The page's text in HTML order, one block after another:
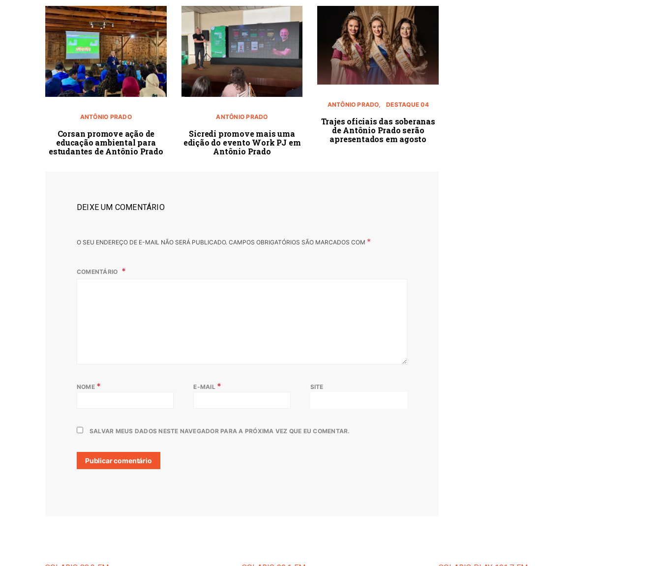
ANTÔNIO PRADO
Corsan promove ação de
educação ambiental para
estudantes de Antônio Prado
ANTÔNIO PRADO
Sicredi promove mais uma
edição do evento Work PJ em
Antônio Prado
ANTÔNIO PRADO DESTAQUE 04
Trajes oficiais das soberanas
de Antônio Prado serão
apresentados em agosto
DEIXE UM COMENTÁRIO
O SEU ENDEREÇO DE E-MAIL NÃO SERÁ PUBLICADO. CAMPOS OBRIGATÓRIOS SÃO MARCADOS COM *
COMENTÁRIO
NOME * E-MAIL * SITE
SALVAR MEUS DADOS NESTE NAVEGADOR PARA A PRÓXIMA VEZ QUE EU COMENTAR.